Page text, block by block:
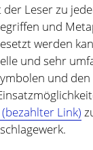
ich mich mit
Tools für das
Bereich
ich Blogger und
Leser zu
und
werden
und sehr
und den
Link)